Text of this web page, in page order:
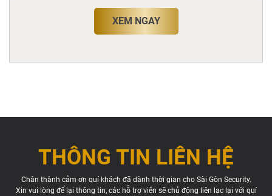
XEM NGAY
THÔNG TIN LIÊN HỆ
Chân thành cảm ơn quí khách đã dành thời gian cho Sài Gòn Security.
Xin vui lòng để lại thông tin, các hỗ trợ viên sẽ chủ động liên lạc lại với quí